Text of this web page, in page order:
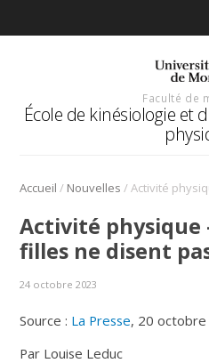
Faculté de
École de kinésiologie et
Accueil / Nouvelles /
Activité physique
filles ne disent
24 octobre 2023
Source : La Presse, 20 octobre
Par Louise Leduc